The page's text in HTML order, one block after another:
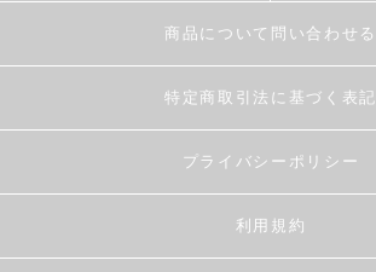
商品について問い合わせる
特定商取引法に基づく表記
プライバシーポリシー
利用規約